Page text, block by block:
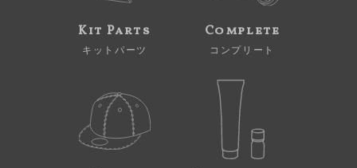
Kit Parts
キットパーツ
Complete
コンプリート